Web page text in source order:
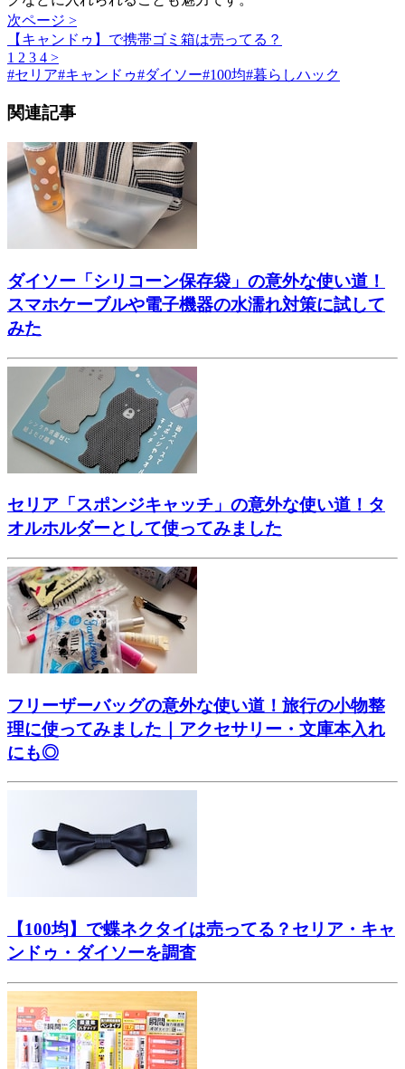
次ページ >
【キャンドゥ】で携帯ゴミ箱は売ってる？
1 2 3 4 >
#セリア#キャンドゥ#ダイソー#100均#暮らしハック
関連記事
ダイソー「シリコーン保存袋」の意外な使い道！
スマホケーブルや電子機器の水濡れ対策に試して
みた
セリア「スポンジキャッチ」の意外な使い道！タ
オルホルダーとして使ってみました
フリーザーバッグの意外な使い道！旅行の小物整
理に使ってみました｜アクセサリー・文庫本入れ
にも◎
【100均】で蝶ネクタイは売ってる？セリア・キャ
ンドゥ・ダイソーを調査